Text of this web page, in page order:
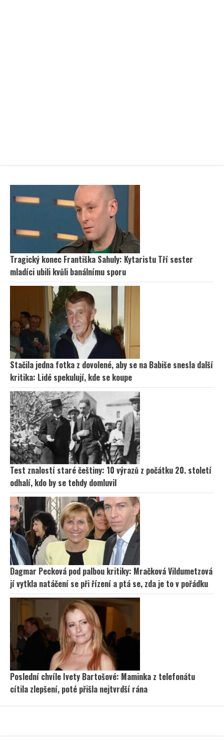
Tragický konec Františka Sahuly: Kytaristu Tří sester
mladíci ubili kvůli banálnímu sporu
Stačila jedna fotka z dovolené, aby se na Babiše snesla další
kritika: Lidé spekulují, kde se koupe
Test znalostí staré češtiny: 10 výrazů z počátku 20. století
odhalí, kdo by se tehdy domluvil
Dagmar Pecková pod palbou kritiky: Mračková Vildumetzová
jí vytkla natáčení se při řízení a ptá se, zda je to v pořádku
Poslední chvíle Ivety Bartošové: Maminka z telefonátu
cítila zlepšení, poté přišla nejtvrdší rána